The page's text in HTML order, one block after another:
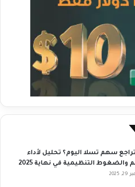
تراجع سهم تسلا اليوم؟ تحليل لأداء
والضغوط التنظيمية في نهاية 2025